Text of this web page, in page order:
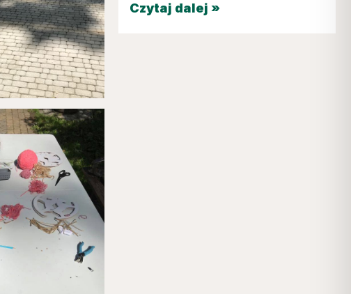
Czytaj dalej »